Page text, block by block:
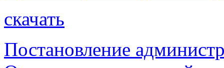
скачать
Постановление